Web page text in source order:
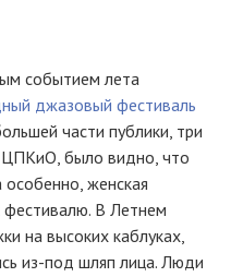
событием лета
джазовый фестиваль
части публики, три
ЦПКиО, было видно, что
женская
фестивалю. В Летнем
на высоких каблуках,
из-под шляп лица. Люди